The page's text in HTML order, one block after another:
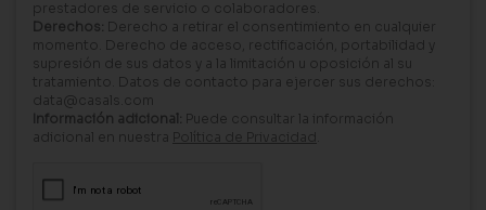
prestadores de servicio o colaboradores.
Derechos: Derecho a retirar el consentimiento en cualquier
momento. Derecho de acceso, rectificación, portabilidad y
supresión de sus datos y a la limitación u oposición al su
tratamiento. Datos de contacto para ejercer sus derechos:
data@casals.com
Información adicional: Puede consultar la información
adicional en nuestra Política de Privacidad